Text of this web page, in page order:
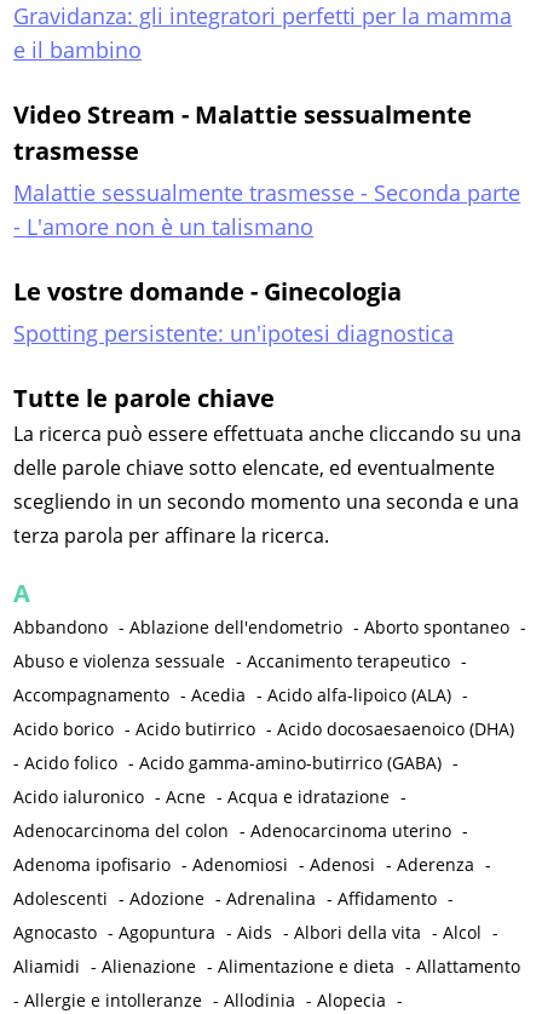
Gravidanza: gli integratori perfetti per la mamma
e il bambino
Video Stream - Malattie sessualmente
trasmesse
Malattie sessualmente trasmesse - Seconda parte
- L'amore non è un talismano
Le vostre domande - Ginecologia
Spotting persistente: un'ipotesi diagnostica
Tutte le parole chiave
La ricerca può essere effettuata anche cliccando su una
delle parole chiave sotto elencate, ed eventualmente
scegliendo in un secondo momento una seconda e una
terza parola per affinare la ricerca.
A
Abbandono -Ablazione dell'endometrio -Aborto spontaneo -
Abuso e violenza sessuale -Accanimento terapeutico -
Accompagnamento -Acedia -Acido alfa-lipoico (ALA) -
Acido borico -Acido butirrico -Acido docosaesaenoico (DHA)
-Acido folico -Acido gamma-amino-butirrico (GABA) -
Acido ialuronico -Acne -Acqua e idratazione -
Adenocarcinoma del colon -Adenocarcinoma uterino -
Adenoma ipofisario -Adenomiosi -Adenosi -Aderenza -
Adolescenti -Adozione -Adrenalina -Affidamento -
Agnocasto -Agopuntura -Aids -Albori della vita -Alcol -
Aliamidi -Alienazione -Alimentazione e dieta -Allattamento
-Allergie e intolleranze -Allodinia -Alopecia -